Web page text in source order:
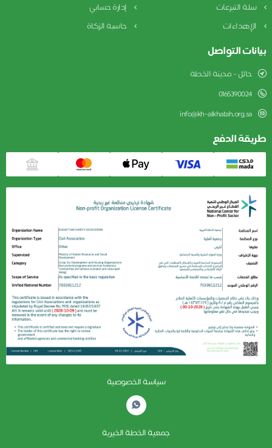
سلة التبرعات
إدارة حسابي
الإهداءات
حاسبة الزكاة
بيانات التواصل
حائل - مدينة الخطة
0165390024
info@kh-alkhatah.org.sa
طريقة الدفع
سياسة الخصوصية
جمعية الخطة الخيرية